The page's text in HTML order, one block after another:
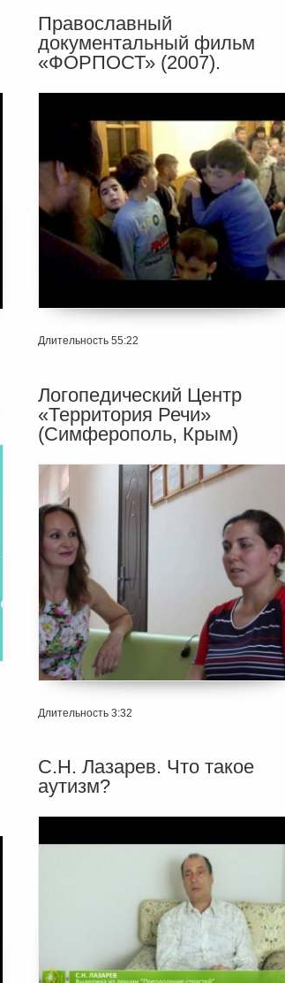
Православный
документальный фильм
«ФОРПОСТ» (2007).
Длительность 55:22
Логопедический Центр
«Территория Речи»
(Симферополь, Крым)
Длительность 3:32
С.Н. Лазарев. Что такое
аутизм?